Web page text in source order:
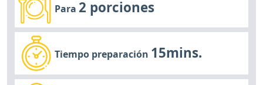
Para 2 porciones
Tiempo preparación 15mins.